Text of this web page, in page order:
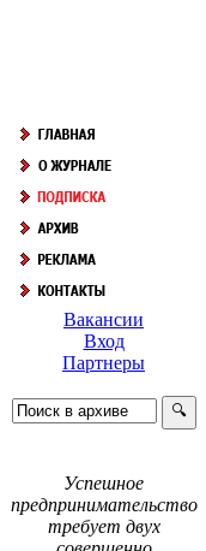
Вакансии
Вход
Партнеры
Успешное
предпринимательство
требует двух